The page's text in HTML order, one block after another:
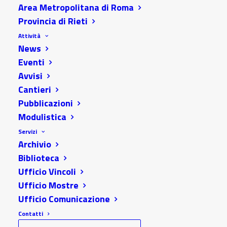
Area Metropolitana di Roma
Provincia di Rieti
Attività
News
Eventi
Avvisi
Cantieri
Pubblicazioni
Modulistica
Servizi
Archivio
Biblioteca
Ufficio Vincoli
Ufficio Mostre
Ufficio Comunicazione
Contatti
Pubblicazione esiti della
procedura valutativa e
convocazione al colloquio
per il conferimento di tre
incarichi di
collaborazione ai sensi
dell’art. 7, comma 6, del
D.lgs. 30 marzo 2001, n.
165, ss. mm. ii.